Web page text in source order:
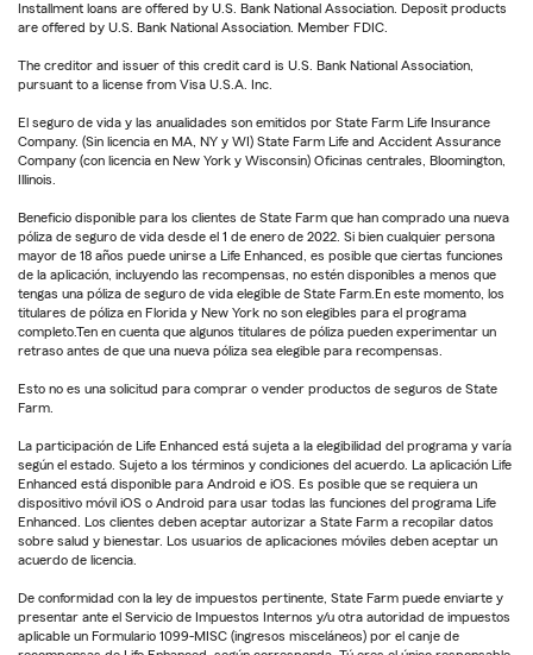
Installment loans are offered by U.S. Bank National Association. Deposit products
are offered by U.S. Bank National Association. Member FDIC.
The creditor and issuer of this credit card is U.S. Bank National Association,
pursuant to a license from Visa U.S.A. Inc.
El seguro de vida y las anualidades son emitidos por State Farm Life Insurance
Company. (Sin licencia en MA, NY y WI) State Farm Life and Accident Assurance
Company (con licencia en New York y Wisconsin) Oficinas centrales, Bloomington,
Illinois.
Beneficio disponible para los clientes de State Farm que han comprado una nueva
póliza de seguro de vida desde el 1 de enero de 2022. Si bien cualquier persona
mayor de 18 años puede unirse a Life Enhanced, es posible que ciertas funciones
de la aplicación, incluyendo las recompensas, no estén disponibles a menos que
tengas una póliza de seguro de vida elegible de State Farm.En este momento, los
titulares de póliza en Florida y New York no son elegibles para el programa
completo.Ten en cuenta que algunos titulares de póliza pueden experimentar un
retraso antes de que una nueva póliza sea elegible para recompensas.
Esto no es una solicitud para comprar o vender productos de seguros de State
Farm.
La participación de Life Enhanced está sujeta a la elegibilidad del programa y varía
según el estado. Sujeto a los términos y condiciones del acuerdo. La aplicación Life
Enhanced está disponible para Android e iOS. Es posible que se requiera un
dispositivo móvil iOS o Android para usar todas las funciones del programa Life
Enhanced. Los clientes deben aceptar autorizar a State Farm a recopilar datos
sobre salud y bienestar. Los usuarios de aplicaciones móviles deben aceptar un
acuerdo de licencia.
De conformidad con la ley de impuestos pertinente, State Farm puede enviarte y
presentar ante el Servicio de Impuestos Internos y/u otra autoridad de impuestos
aplicable un Formulario 1099-MISC (ingresos misceláneos) por el canje de